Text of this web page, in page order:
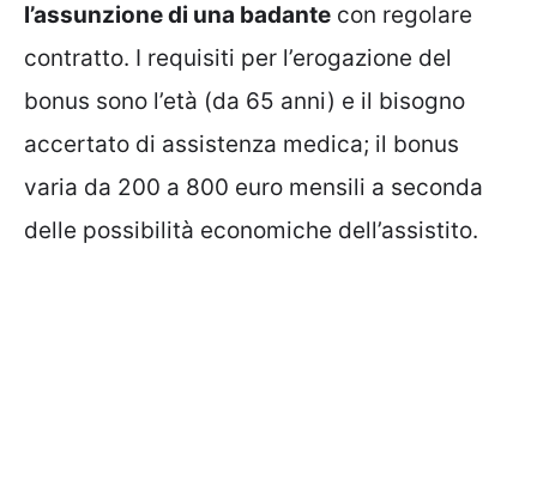
l’assunzione di una badante con regolare
contratto. I requisiti per l’erogazione del
bonus sono l’età (da 65 anni) e il bisogno
accertato di assistenza medica; il bonus
varia da 200 a 800 euro mensili a seconda
delle possibilità economiche dell’assistito.